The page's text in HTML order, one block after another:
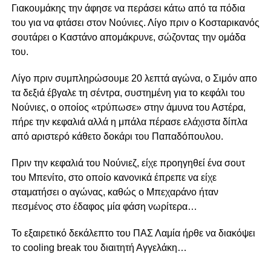
Γιακουμάκης την άφησε να περάσει κάτω από τα πόδια
του για να φτάσει στον Νούνιες. Λίγο πριν ο Κοσταρικανός
σουτάρει ο Καστάνο απομάκρυνε, σώζοντας την ομάδα
του.
Λίγο πριν συμπληρώσουμε 20 λεπτά αγώνα, ο Σιμόν απο
τα δεξιά έβγαλε τη σέντρα, συστημένη για το κεφάλι του
Νούνιες, ο οποίος «τρύπωσε» στην άμυνα του Αστέρα,
πήρε την κεφαλιά αλλά η μπάλα πέρασε ελάχιστα δίπλα
από αριστερό κάθετο δοκάρι του Παπαδόπουλου.
Πριν την κεφαλιά του Νούνιεζ, είχε προηγηθεί ένα σουτ
του Μπενίτο, στο οποίο κανονικά έπρεπε να είχε
σταματήσει ο αγώνας, καθώς ο Μπεχαράνο ήταν
πεσμένος στο έδαφος μία φάση νωρίτερα…
Το εξαιρετικό δεκάλεπτο του ΠΑΣ Λαμία ήρθε να διακόψει
το coοling break του διαιτητή Αγγελάκη…